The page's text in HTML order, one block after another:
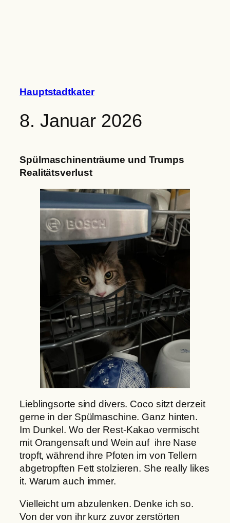
Hauptstadtkater
8. Januar 2026
Spülmaschinenträume und Trumps
Realitätsverlust
Lieblingsorte sind divers. Coco sitzt derzeit
gerne in der Spülmaschine. Ganz hinten.
Im Dunkel. Wo der Rest-Kakao vermischt
mit Orangensaft und Wein auf ihre Nase
tropft, während ihre Pfoten im von Tellern
abgetropften Fett stolzieren. She really likes
it. Warum auch immer.
Vielleicht um abzulenken. Denke ich so.
Von der von ihr kurz zuvor zerstörten